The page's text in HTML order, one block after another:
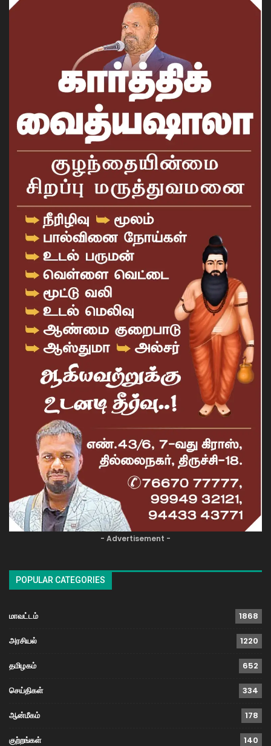
- Advertisement -
POPULAR CATEGORIES
மாவட்டம் 1868
அரசியல் 1220
தமிழகம் 652
செய்திகள் 334
ஆன்மீகம் 178
குற்றங்கள் 140